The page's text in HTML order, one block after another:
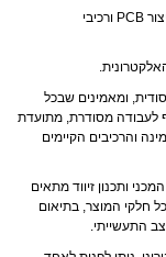
4- הזמנת רכיבי מדף, בקרים ורכיבים סטנדרטיים אחרים, ייצור PCB ורכיבי
ומאמינים שבכל
לעבודה מסודרת, מתועדת
והרכיבים הקיימים
ותכנון זיווד מתאים
חלקי המוצר, בתיאום
התעשייתי.